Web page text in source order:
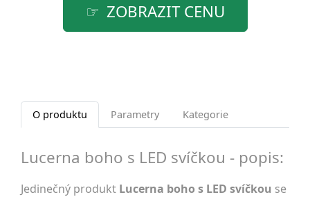
ZOBRAZIT CENU
O produktu Parametry Kategorie
Lucerna boho s LED svíčkou - popis:
Jedinečný produkt Lucerna boho s LED svíčkou se